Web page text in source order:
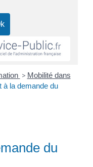
> Mobilité dans
à la demande du
du